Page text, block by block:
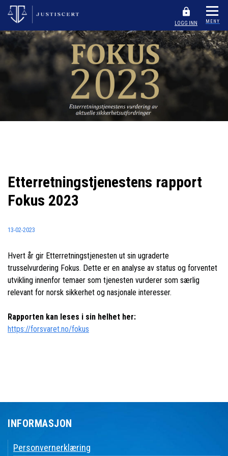
LOGG INN MENY
Etterretningstjenestens rapport
Fokus 2023
13-02-2023
Hvert år gir Etterretningstjenesten ut sin ugraderte
trusselvurdering Fokus. Dette er en analyse av status og forventet
utvikling innenfor temaer som tjenesten vurderer som særlig
relevant for norsk sikkerhet og nasjonale interesser.
Rapporten kan leses i sin helhet her:
https://forsvaret.no/fokus
INFORMASJON
Personvernerklæring